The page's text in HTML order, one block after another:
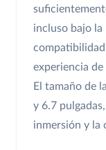
incluso bajo la
experiencia
El tamaño de
y 6.7
inmersión y la